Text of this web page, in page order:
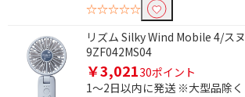
☆☆☆☆☆
リズム Silky Wind Mobile 4/ス
9ZF042MS04
￥3,02130ポイント
1～2日以内に発送 ※大型品除く